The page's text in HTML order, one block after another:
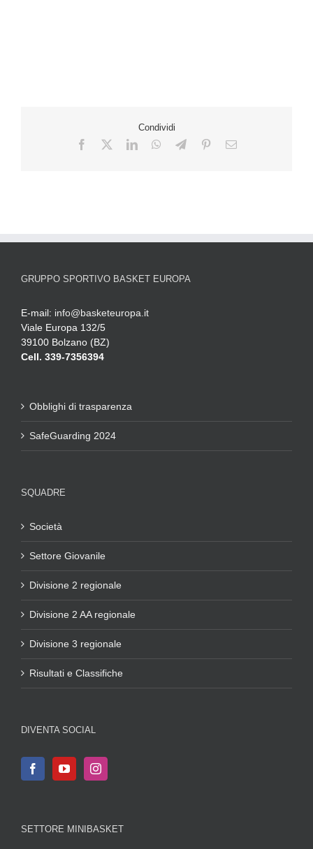
Condividi
GRUPPO SPORTIVO BASKET EUROPA
E-mail: info@basketeuropa.it
Viale Europa 132/5
39100 Bolzano (BZ)
Cell. 339-7356394
Obblighi di trasparenza
SafeGuarding 2024
SQUADRE
Società
Settore Giovanile
Divisione 2 regionale
Divisione 2 AA regionale
Divisione 3 regionale
Risultati e Classifiche
DIVENTA SOCIAL
SETTORE MINIBASKET